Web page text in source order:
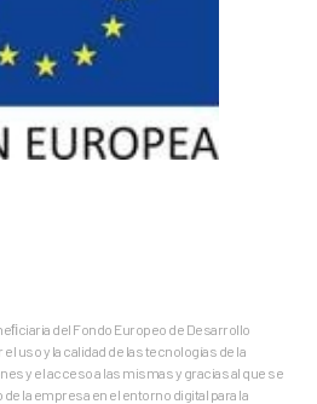
del Fondo Europeo de Desarrollo
uso y la calidad de las tecnologías de la
y el acceso a las mismas y gracias al que se
la empresa en el entorno digital para la